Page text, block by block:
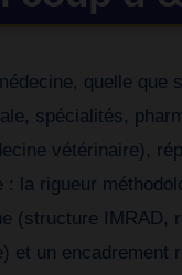
quelle que
spécialités,
vétérinaire),
la rigueur
(structure IMRAD,
et un encadrement